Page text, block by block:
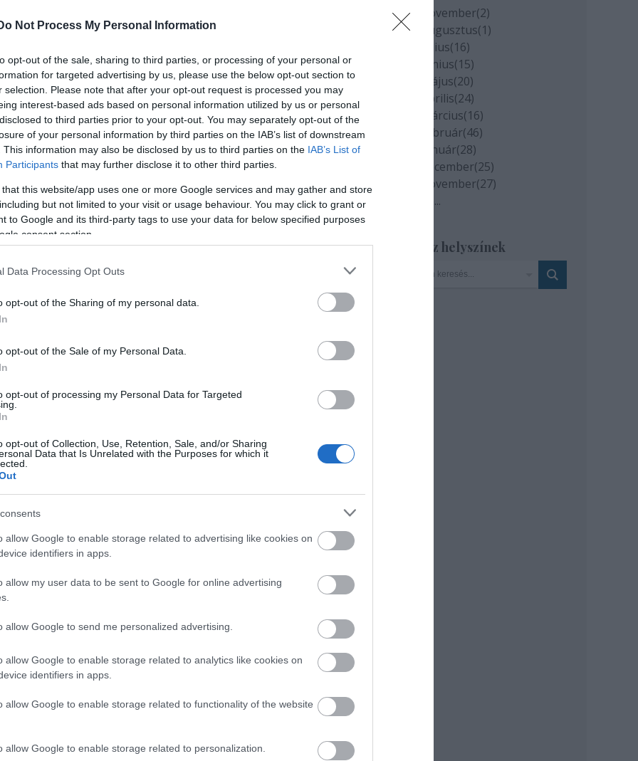
Not Process My Personal Information
opt-out of the sale, sharing to third parties, or processing of your personal or
for targeted advertising by us, please use the below opt-out section to
selection. Please note that after your opt-out request is processed you may
interest-based ads based on personal information utilized by us or personal
to third parties prior to your opt-out. You may separately opt-out of the
of your personal information by third parties on the IAB’s list of downstream
This information may also be disclosed by us to third parties on the IAB’s List of
Participants that may further disclose it to other third parties.
that this website/app uses one or more Google services and may gather and store
but not limited to your visit or usage behaviour. You may click to grant or
to Google and its third-party tags to use your data for below specified purposes
consent section.
Data Processing Opt Outs
opt-out of the Sharing of my personal data.
opt-out of the Sale of my Personal Data.
opt-out of processing my Personal Data for Targeted
opt-out of Collection, Use, Retention, Sale, and/or Sharing
Data that Is Unrelated with the Purposes for which it
allow Google to enable storage related to advertising like cookies on
identifiers in apps.
allow my user data to be sent to Google for online advertising
allow Google to send me personalized advertising.
allow Google to enable storage related to analytics like cookies on
identifiers in apps.
allow Google to enable storage related to functionality of the website
allow Google to enable storage related to personalization.
tavalyi rendezvényen (fotó: Mohai Balázs, MTI)
Cirkusz, az Eötvös Cirkusz és az Exit Cirkusz - vesz részt a
várják a közönséget szórakoztató cirkuszi produkciókkal.
cirkuszt és megmutatni, hogy a cirkusz a
- hangsúlyoztaKriza Zsigmond, a Magyar Cirkusz
a programokat beharangozó keddi budapesti
a cirkuszok közötti együttműködést is
cirkuszt és a Fővárosi Nagycirkuszt Közép-
adottságunk megvan arra, hogy Közép-
játsszunk" - mutatott rá, hozzátéve, hogy a
Európa-szerte ritkaságnak számít, emellett itt
bázis is. Emlékeztetett arra is, hogy a
és amelyen a cirkuszvilág legjava gyűlik össze - a
ünnepli 125. születésnapját. Az eseményen archív
magyar cirkuszművészeinek produkcióit. A
lovas- és elefántszámait, Hans Ludwig Suppmeier
2020 november(2)
2020 augusztus(1)
2020 július(16)
2020 június(15)
2020 május(20)
2020 április(24)
2020 március(16)
2020 február(46)
2020 január(28)
2019 december(25)
2019 november(27)
...
Szinház helyszínek